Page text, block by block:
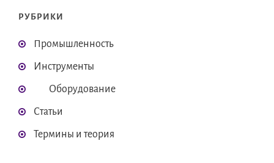
РУБРИКИ
Промышленность
Инструменты
Оборудование
Статьи
Термины и теория